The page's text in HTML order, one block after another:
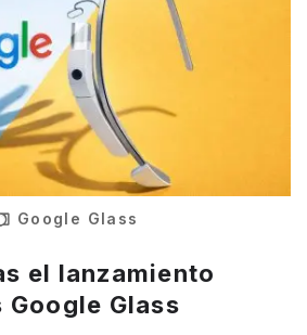
Google Glass
el lanzamiento
Glass